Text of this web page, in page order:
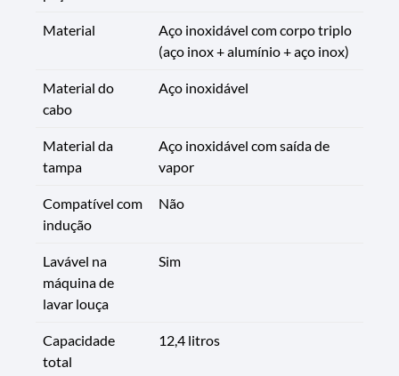
Material
Aço inoxidável com corpo triplo
(aço inox + alumínio + aço inox)
Material do
cabo
Aço inoxidável
Material da
tampa
Aço inoxidável com saída de
vapor
Compatível com
indução
Não
Lavável na
máquina de
lavar louça
Sim
Capacidade
total
12,4 litros